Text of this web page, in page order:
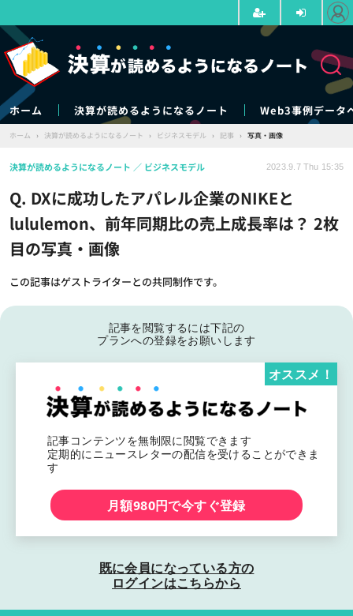
ホーム 決算が読めるようになるノート Web3事例データ
ホーム › 決算が読めるようになるノート › ビジネスモデル › 記事 › 写真・画像
Q. DXに成功したアパレル企業のNIKEと
lululemon、前年同期比の売上成長率は？ 2枚
目の写真・画像
この記事はゲストライターとの共同制作です。
決算が読めるようになるノート ビジネスモデル 2023.9.7 Thu 15:35
記事を閲覧するには下記の
プランへの登録をお願いします
記事コンテンツを無制限に閲覧できます
定期的にニュースレターの配信を受けることができま
す
オススメ！
月額980円で今すぐ登録
既に会員になっている方の
ログインはこちらから